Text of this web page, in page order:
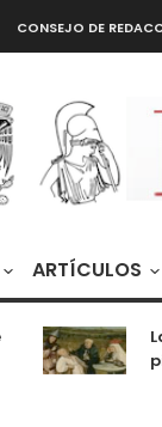
CONSEJO DE
ARTÍCULOS
La